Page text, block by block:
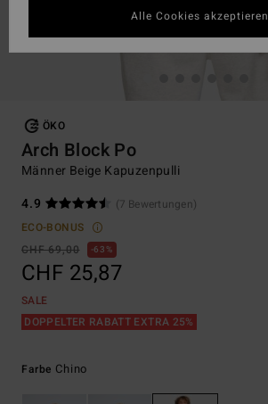
ÖKO
Arch Block Po
Männer Beige Kapuzenpulli
4.9
(7 Bewertungen)
ECO-BONUS
CHF 69,00
63%
CHF 25,87
SALE
DOPPELTER RABATT EXTRA 25%
Farbe Chino
Alle Cookies akzeptieren